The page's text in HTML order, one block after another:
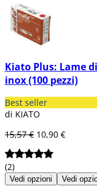
Kiato Plus: Lame
inox (100 pezzi)
Best seller
di KIATO
15,57 € 10,90 €
(2)
Vedi opzioni Vedi